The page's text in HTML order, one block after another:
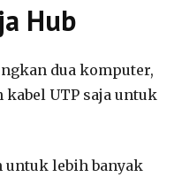
Hub
dua komputer,
UTP saja untuk
untuk lebih banyak